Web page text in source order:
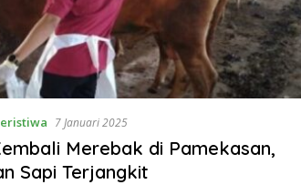
7 Januari 2025
Merebak di Pamekasan,
Sapi Terjangkit